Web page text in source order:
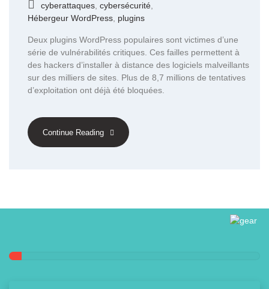
cyberattaques cybersécurité
Hébergeur WordPress plugins
Deux plugins WordPress populaires sont victimes d’une
série de vulnérabilités critiques. Ces failles permettent à
des hackers d’installer à distance des logiciels malveillants
sur des milliers de sites. Plus de 8,7 millions de tentatives
d’exploitation ont déjà été bloquées.
Continue Reading